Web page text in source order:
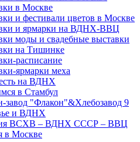
в Москве
и фестивали цветов в Москве
и ярмарки на ВДНХ-ВВЦ
моды и свадебные выставки
на Тишинке
расписание
ярмарки меха
на ВДНХ
в Стамбул
завод "Флакон"&Хлебозавод 9
и ВДНХ
ВСХВ – ВДНХ СССР – ВВЦ
в Москве